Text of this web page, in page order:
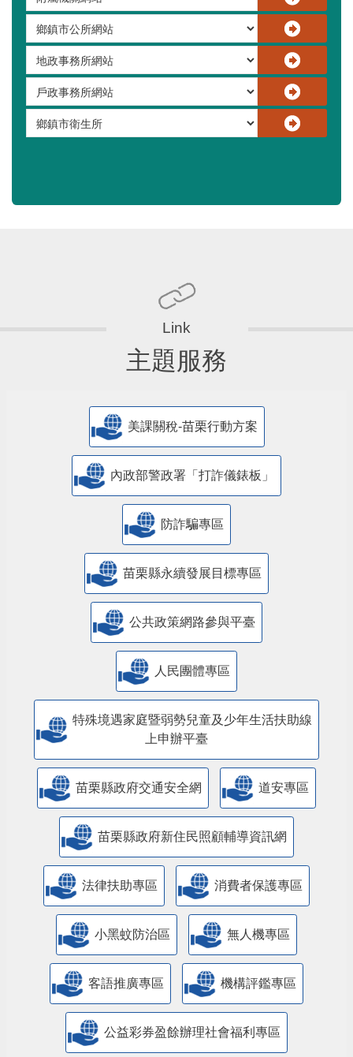
主題服務
美課關稅-苗栗行動方案
內政部警政署「打詐儀錶板」
防詐騙專區
苗栗縣永續發展目標專區
公共政策網路參與平臺
人民團體專區
特殊境遇家庭暨弱勢兒童及少年生活扶助線
上申辦平臺
苗栗縣政府交通安全網 道安專區
苗栗縣政府新住民照顧輔導資訊網
法律扶助專區 消費者保護專區
小黑蚊防治區 無人機專區
客語推廣專區 機構評鑑專區
公益彩券盈餘辦理社會福利專區